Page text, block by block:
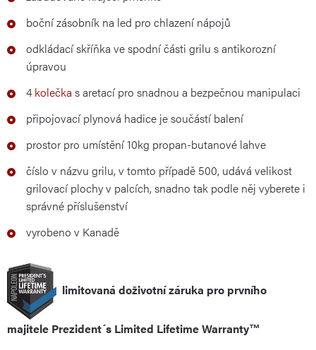
boční zásobník na led pro chlazení nápojů
odkládací skříňka ve spodní části grilu s antikorozní
úpravou
4 kolečka s aretací pro snadnou a bezpečnou manipulaci
připojovací plynová hadice je součástí balení
prostor pro umístění 10kg propan-butanové lahve
číslo v názvu grilu, v tomto případě 500, udává velikost
grilovací plochy v palcích, snadno tak podle něj vyberete i
správné příslušenství
vyrobeno v Kanadě
limitovaná doživotní záruka pro prvního
majitele Prezident´s Limited Lifetime Warranty™